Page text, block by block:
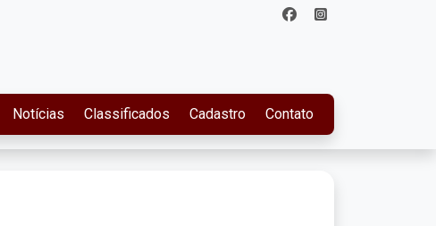
Notícias Classificados Cadastro Contato